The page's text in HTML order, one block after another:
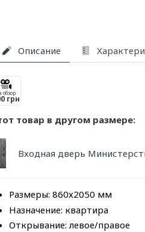
Описание
обзор
грн
товар в другом размере:
Входная дверь
Размеры: 860х2050 мм
Назначение: квартира
Открывание: левое/правое